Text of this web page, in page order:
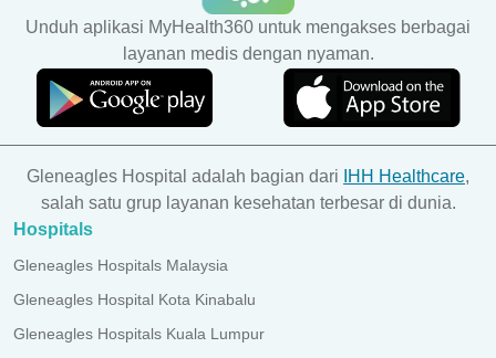
Unduh aplikasi MyHealth360 untuk mengakses berbagai
layanan medis dengan nyaman.
Gleneagles Hospital adalah bagian dari IHH Healthcare,
salah satu grup layanan kesehatan terbesar di dunia.
Hospitals
Gleneagles Hospitals Malaysia
Gleneagles Hospital Kota Kinabalu
Gleneagles Hospitals Kuala Lumpur